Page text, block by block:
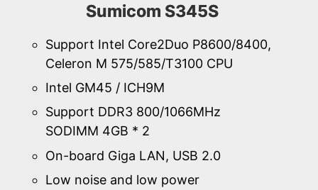
Sumicom S345S
Support Intel Core2Duo P8600/8400,
Celeron M 575/585/T3100 CPU
Intel GM45 / ICH9M
Support DDR3 800/1066MHz
SODIMM 4GB * 2
On-board Giga LAN, USB 2.0
Low noise and low power